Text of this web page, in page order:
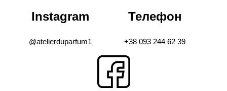
Instagram
@atelierduparfum1
Телефон
+38 093 244 62 39